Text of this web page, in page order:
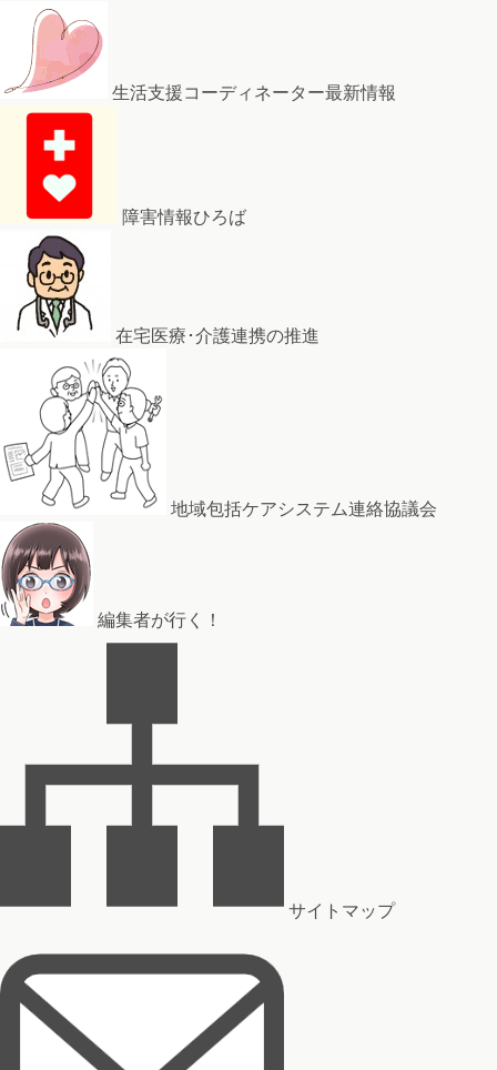
生活支援コーディネーター最新情報
障害情報ひろば
在宅医療･介護連携の推進
地域包括ケアシステム連絡協議会
編集者が行く！
サイトマップ